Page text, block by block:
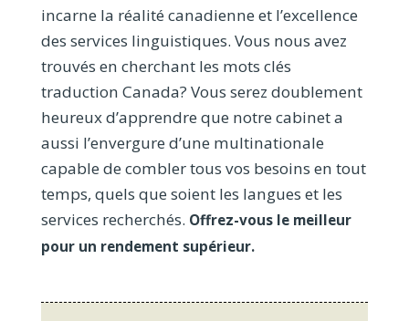
incarne la réalité canadienne et l’excellence
des services linguistiques. Vous nous avez
trouvés en cherchant les mots clés
traduction Canada? Vous serez doublement
heureux d’apprendre que notre cabinet a
aussi l’envergure d’une multinationale
capable de combler tous vos besoins en tout
temps, quels que soient les langues et les
services recherchés. Offrez-vous le meilleur
pour un rendement supérieur.